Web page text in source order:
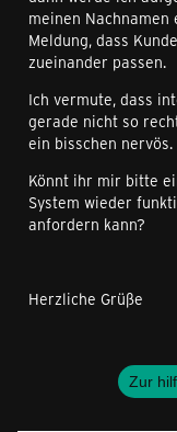
meinen
Meldung, dass
zueinander passen.
Ich vermute, dass
gerade nicht so
ein bisschen nervös.
Könnt ihr mir bitte
System wieder
anfordern kann?
Herzliche Grüße
Zur